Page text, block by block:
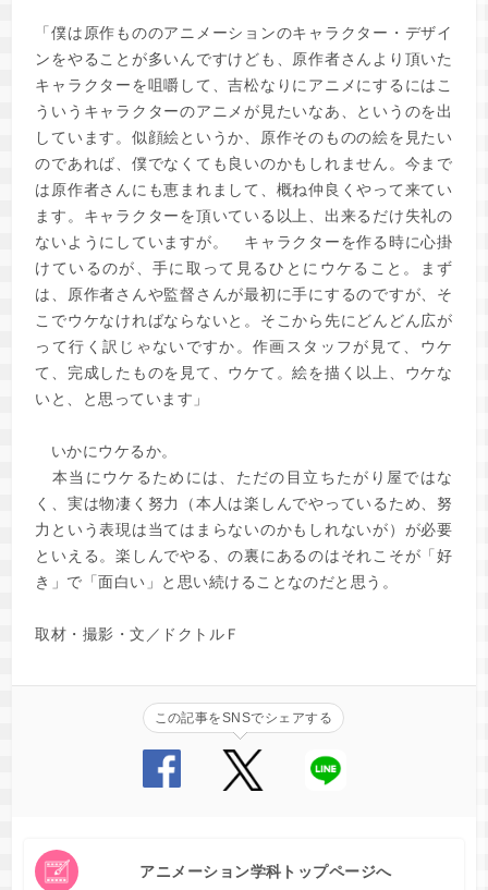
「僕は原作もののアニメーションのキャラクター・デザイ
ンをやることが多いんですけども、原作者さんより頂いた
キャラクターを咀嚼して、吉松なりにアニメにするにはこ
ういうキャラクターのアニメが見たいなあ、というのを出
しています。似顔絵というか、原作そのものの絵を見たい
のであれば、僕でなくても良いのかもしれません。今まで
は原作者さんにも恵まれまして、概ね仲良くやって来てい
ます。キャラクターを頂いている以上、出来るだけ失礼の
ないようにしていますが。 キャラクターを作る時に心掛
けているのが、手に取って見るひとにウケること。まず
は、原作者さんや監督さんが最初に手にするのですが、そ
こでウケなければならないと。そこから先にどんどん広が
って行く訳じゃないですか。作画スタッフが見て、ウケ
て、完成したものを見て、ウケて。絵を描く以上、ウケな
いと、と思っています」
いかにウケるか。
本当にウケるためには、ただの目立ちたがり屋ではな
く、実は物凄く努力（本人は楽しんでやっているため、努
力という表現は当てはまらないのかもしれないが）が必要
といえる。楽しんでやる、の裏にあるのはそれこそが「好
き」で「面白い」と思い続けることなのだと思う。
取材・撮影・文／ドクトルＦ
この記事をSNSでシェアする
アニメーション学科トップページへ